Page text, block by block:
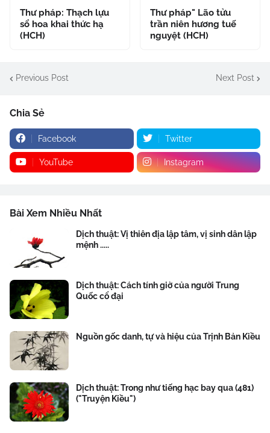
Thư pháp: Thạch lựu
sổ hoa khai thức hạ
(HCH)
Thư pháp" Lão tửu
trần niên hương tuế
nguyệt (HCH)
Previous Post Next Post
Chia Sẻ
Facebook Twitter
YouTube Instagram
Bài Xem Nhiều Nhất
Dịch thuật: Vị thiên địa lập tâm, vị sinh dân lập
mệnh .....
Dịch thuật: Cách tính giờ của người Trung
Quốc cổ đại
Nguồn gốc danh, tự và hiệu của Trịnh Bản Kiều
Dịch thuật: Trong như tiếng hạc bay qua (481)
("Truyện Kiều")